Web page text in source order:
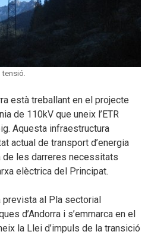
està treballant en el projecte
de 110kV que uneix l’ETR
Aquesta infraestructura
actual de transport d’energia
de les darreres necessitats
elèctrica del Principat.
prevista al Pla sectorial
d’Andorra i s’emmarca en el
la Llei d’impuls de la transició